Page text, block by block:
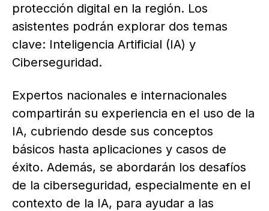
protección digital en la región. Los
asistentes podrán explorar dos temas
clave: Inteligencia Artificial (IA) y
Ciberseguridad.
Expertos nacionales e internacionales
compartirán su experiencia en el uso de la
IA, cubriendo desde sus conceptos
básicos hasta aplicaciones y casos de
éxito. Además, se abordarán los desafíos
de la ciberseguridad, especialmente en el
contexto de la IA, para ayudar a las